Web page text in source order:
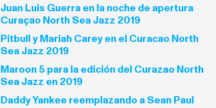
Juan Luis Guerra en la noche de apertura
Curaçao North Sea Jazz 2019
Pitbull y Mariah Carey en el Curacao North
Sea Jazz 2019
Maroon 5 para la edición del Curazao North
Sea Jazz en 2019
Daddy Yankee reemplazando a Sean Paul